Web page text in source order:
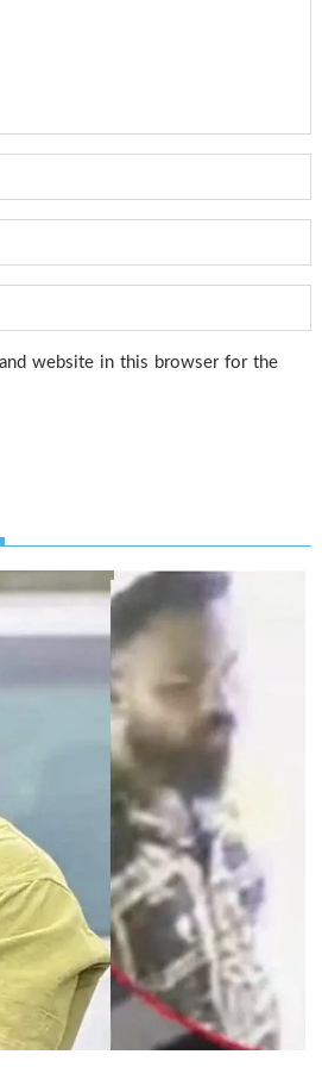
website in this browser for the